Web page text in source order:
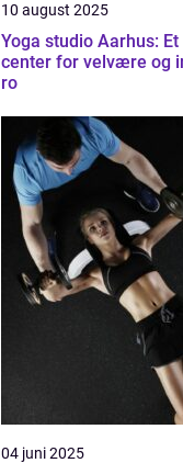
10 august 2025
Yoga studio Aarhus: Et
center for velvære og
ro
04 juni 2025